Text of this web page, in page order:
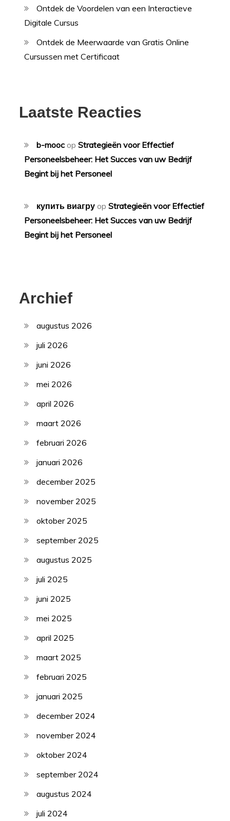
Ontdek de Voordelen van een Interactieve
Digitale Cursus
Ontdek de Meerwaarde van Gratis Online
Cursussen met Certificaat
Laatste Reacties
b-mooc opStrategieën voor Effectief
Personeelsbeheer: Het Succes van uw Bedrijf
Begint bij het Personeel
купить виагру opStrategieën voor Effectief
Personeelsbeheer: Het Succes van uw Bedrijf
Begint bij het Personeel
Archief
augustus 2026
juli 2026
juni 2026
mei 2026
april 2026
maart 2026
februari 2026
januari 2026
december 2025
november 2025
oktober 2025
september 2025
augustus 2025
juli 2025
juni 2025
mei 2025
april 2025
maart 2025
februari 2025
januari 2025
december 2024
november 2024
oktober 2024
september 2024
augustus 2024
juli 2024